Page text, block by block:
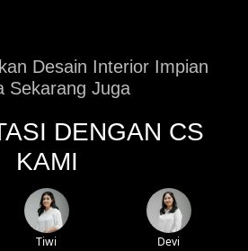
Desain Interior Impian
Sekarang Juga
DENGAN CS
KAMI
Tiwi Devi